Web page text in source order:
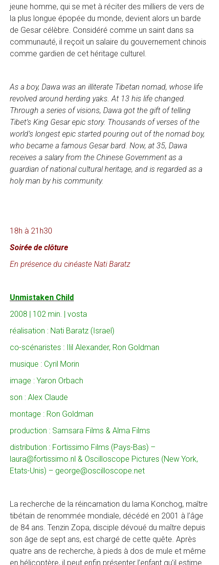
jeune homme, qui se met à réciter des milliers de vers de
la plus longue épopée du monde, devient alors un barde
de Gesar célèbre. Considéré comme un saint dans sa
communauté, il reçoit un salaire du gouvernement chinois
comme gardien de cet héritage culturel.
As a boy, Dawa was an illiterate Tibetan nomad, whose life
revolved around herding yaks. At 13 his life changed.
Through a series of visions, Dawa got the gift of telling
Tibet’s King Gesar epic story. Thousands of verses of the
world’s longest epic started pouring out of the nomad boy,
who became a famous Gesar bard. Now, at 35, Dawa
receives a salary from the Chinese Government as a
guardian of national cultural heritage, and is regarded as a
holy man by his community.
18h à 21h30
Soirée de clôture
En présence du cinéaste Nati Baratz
Unmistaken Child
2008 | 102 min. | vosta
réalisation : Nati Baratz (Israel)
co-scénaristes : Ilil Alexander, Ron Goldman
musique : Cyril Morin
image : Yaron Orbach
son : Alex Claude
montage : Ron Goldman
production : Samsara Films & Alma Films
distribution : Fortissimo Films (Pays-Bas) –
laura@fortissimo.nl & Oscilloscope Pictures (New York,
Etats-Unis) – george@oscilloscope.net
La recherche de la réincarnation du lama Konchog, maître
tibétain de renommée mondiale, décédé en 2001 à l’âge
de 84 ans. Tenzin Zopa, disciple dévoué du maître depuis
son âge de sept ans, est chargé de cette quête. Après
quatre ans de recherche, à pieds à dos de mule et même
en hélicoptère, il peut enfin présenter l’enfant qu’il estime